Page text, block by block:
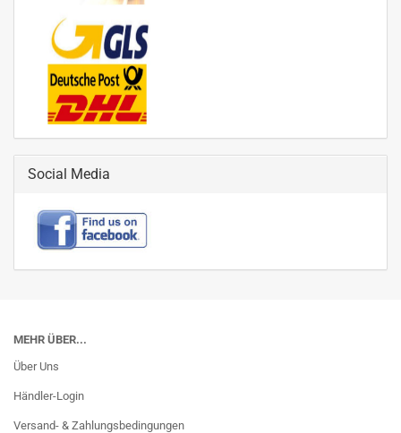
Social Media
MEHR ÜBER...
Über Uns
Händler-Login
Versand- & Zahlungsbedingungen